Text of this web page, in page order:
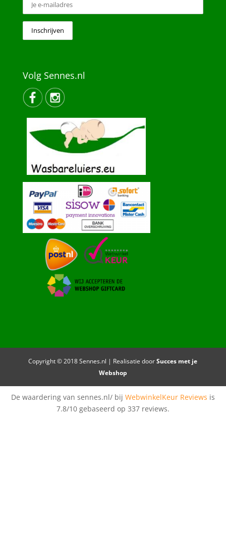
Volg Sennes.nl
Copyright © 2018 Sennes.nl | Realisatie doorSucces met je
Webshop
De waardering van sennes.nl/ bij WebwinkelKeur Reviews is
7.8/10 gebaseerd op 337 reviews.